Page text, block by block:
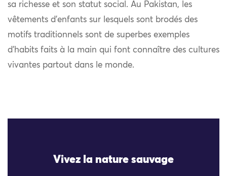
sa richesse et son statut social. Au Pakistan, les
vêtements d’enfants sur lesquels sont brodés des
motifs traditionnels sont de superbes exemples
d’habits faits à la main qui font connaître des cultures
vivantes partout dans le monde.
Vivez la nature sauvage